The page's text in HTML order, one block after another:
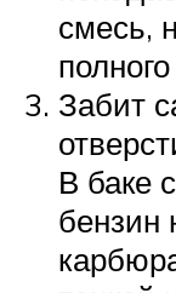
смесь,
Забит
В баке
бензин